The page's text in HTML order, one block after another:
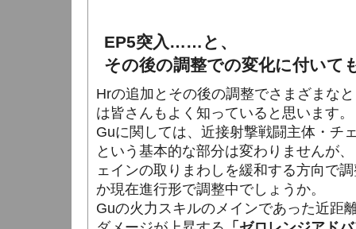
EP5突入……と、
その後の調整での変化に付いて
Hrの追加とその後の調整でさまざまな
は皆さんもよく知っていると思います。
Guに関しては、近接射撃戦闘主体・チ
という基本的な部分は変わりませんが
ェインの取りまわしを緩和する方向で
か現在進行形で調整中でしょうか。
Guの火力スキルのメインであった近距